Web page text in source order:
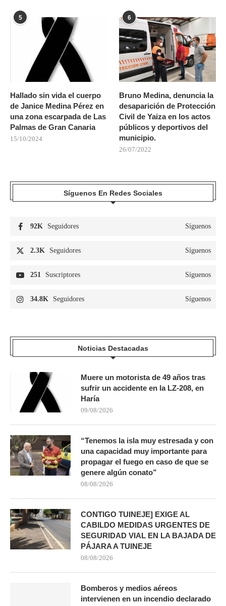
5
Hallado sin vida el cuerpo
de Janice Medina Pérez en
una zona escarpada de Las
Palmas de Gran Canaria
15/10/2024
6
Bruno Medina, denuncia la
desaparición de Protección
Civil de Yaiza en los actos
públicos y deportivos del
municipio.
26/07/2022
Síguenos En Redes Sociales
92K Seguidores Síguenos
2.3K Seguidores Síguenos
251 Suscriptores Síguenos
34.8K Seguidores Síguenos
Noticias Destacadas
Muere un motorista de 49 años tras
sufrir un accidente en la LZ-208, en
Haría
09/08/2026
“Tenemos la isla muy estresada y con
una capacidad muy importante para
propagar el fuego en caso de que se
genere algún conato”
08/08/2026
CONTIGO TUINEJE] EXIGE AL
CABILDO MEDIDAS URGENTES DE
SEGURIDAD VIAL EN LA BAJADA DE
PÁJARA A TUINEJE
08/08/2026
Bomberos y medios aéreos
intervienen en un incendio declarado